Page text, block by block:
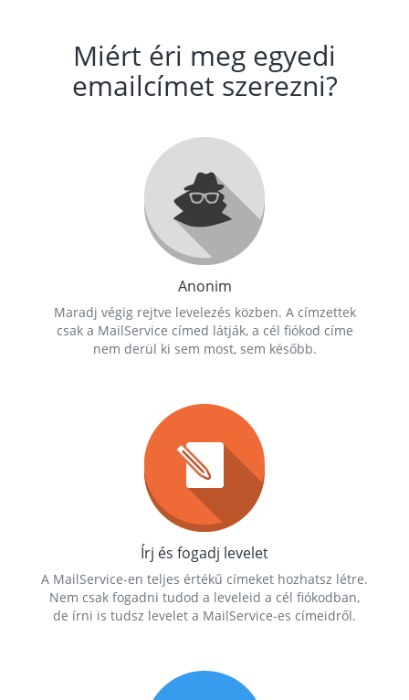
Miért éri meg egyedi
emailcímet szerezni?
Anonim
Maradj végig rejtve levelezés közben. A címzettek
csak a MailService címed látják, a cél fiókod címe
nem derül ki sem most, sem később.
Írj és fogadj levelet
A MailService-en teljes értékű címeket hozhatsz létre.
Nem csak fogadni tudod a leveleid a cél fiókodban,
de írni is tudsz levelet a MailService-es címeidről.